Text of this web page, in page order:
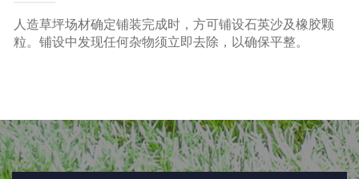
人造草坪场材确定铺装完成时，方可铺设石英沙及橡胶颗
粒。铺设中发现任何杂物须立即去除，以确保平整。